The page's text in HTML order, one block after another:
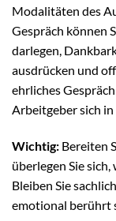
Modalitäten des
Gespräch können
darlegen,
ausdrücken und
ehrliches
Arbeitgeber sich
Wichtig: Bereiten
überlegen Sie
Bleiben Sie
emotional berührt